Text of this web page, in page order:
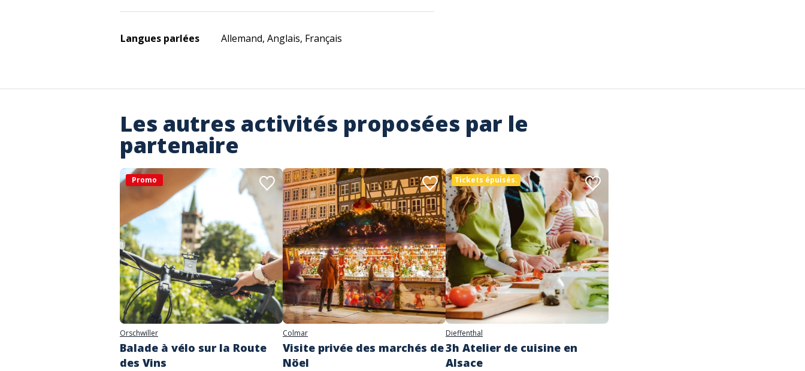
Langues parlées Allemand, Anglais, Français
Les autres activités proposées par le
partenaire
Promo
Orschwiller
Balade à vélo sur la Route
des Vins
Colmar
Visite privée des marchés de
Nöel
Tickets épuisés.
Dieffenthal
3h Atelier de cuisine en
Alsace